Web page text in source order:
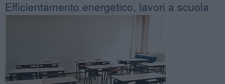
Efficientamento energetico, lavori a scuola